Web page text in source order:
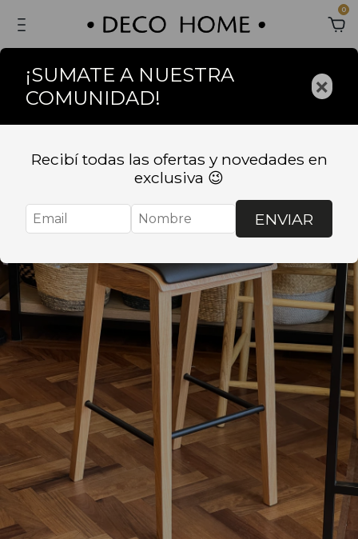
0
¡SUMATE A NUESTRA
COMUNIDAD!
×
Recibí todas las ofertas y novedades en
exclusiva 😉
ENVIAR